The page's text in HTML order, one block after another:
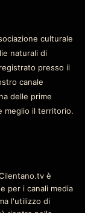
culturale
naturali di
presso il
canale
delle prime
meglio il territorio.
è
per i canali media
l'utilizzo di